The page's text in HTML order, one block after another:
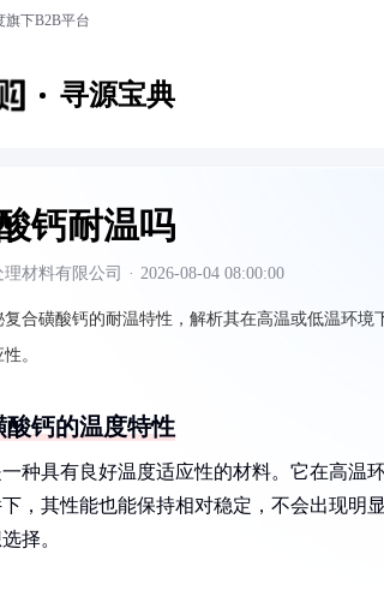
旗下B2B平台
寻源宝典
钙耐温吗
材料有限公司 · 2026-08-04 08:00:00
复合磺酸钙的耐温特性，解析其在高温或低温环
。
酸钙的温度特性
种具有良好温度适应性的材料。它在高温
，其性能也能保持相对稳定，不会出现明
择。